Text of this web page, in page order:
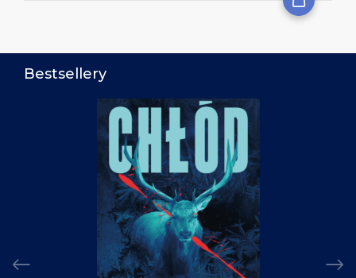
Bestsellery